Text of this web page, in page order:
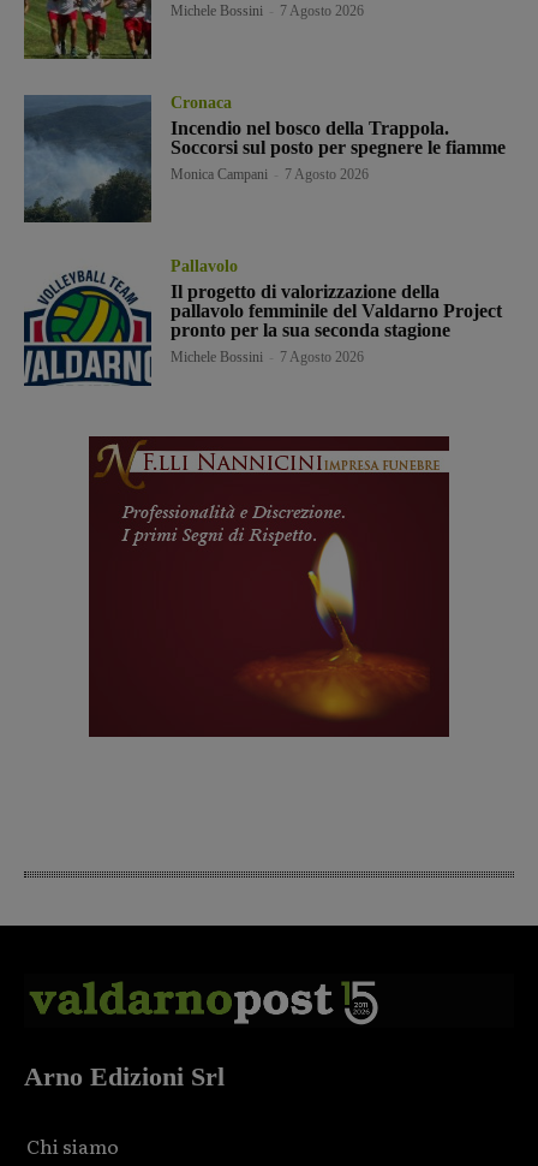
Michele Bossini 7 Agosto 2026
Cronaca
Incendio nel bosco della Trappola.
Soccorsi sul posto per spegnere le fiamme
Monica Campani 7 Agosto 2026
Pallavolo
Il progetto di valorizzazione della
pallavolo femminile del Valdarno Project
pronto per la sua seconda stagione
Michele Bossini 7 Agosto 2026
Arno Edizioni Srl
Chi siamo